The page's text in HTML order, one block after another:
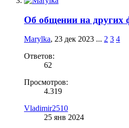
Об общении на других
Marylka, 23 дек 2023 ... 2 3 4
Ответов:
62
Просмотров:
4.319
Vladimir2510
25 янв 2024